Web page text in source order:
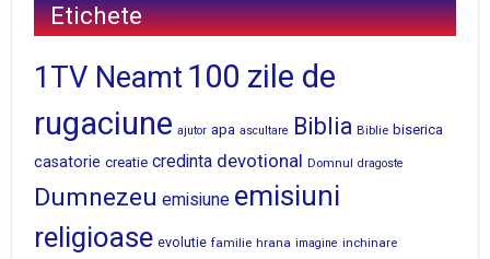
Etichete
1TV Neamt 100 zile de
rugaciune ajutor apa ascultare Biblia Biblie biserica
casatorie creatie credinta devotional Domnul dragoste
Dumnezeu emisiune emisiuni
religioase evolutie familie hrana imagine inchinare